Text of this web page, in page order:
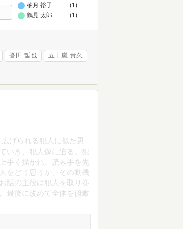
柚月 裕子
(1)
鶴見 太郎
(1)
誉田 哲也 五十嵐 貴久
げられる犯人に似た男
いき、犯人像に迫る。犯
手く描かれ、読み手を先
をどう思うか、その動機
話の主役は犯人を取り巻
最後に改めて全体を俯瞰